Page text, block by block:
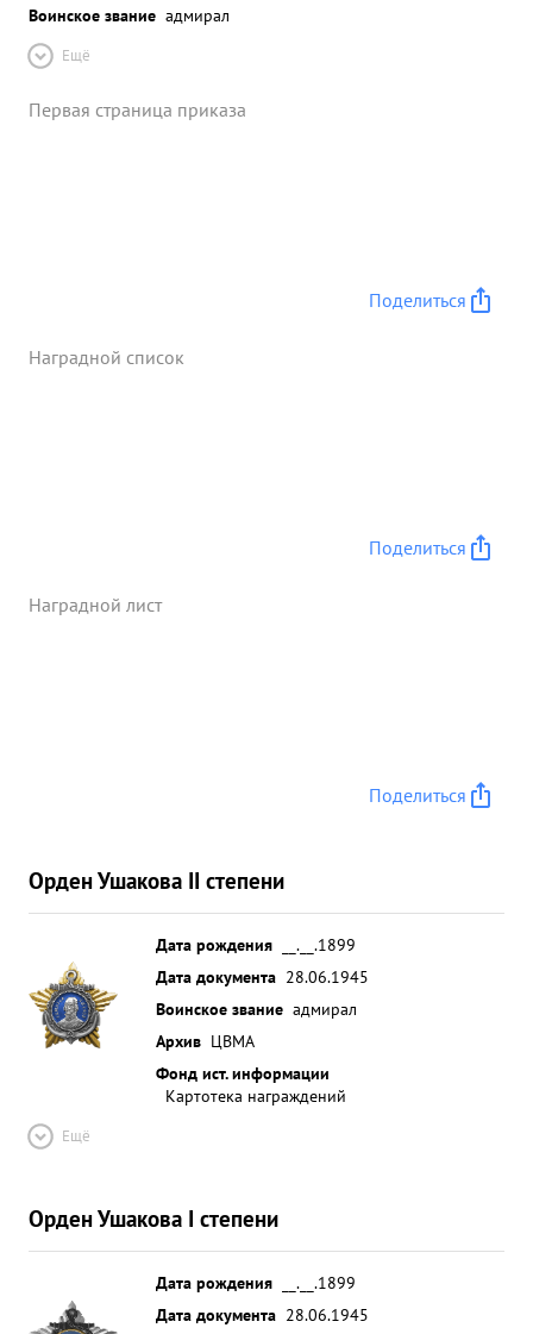
Воинское звание адмирал
Ещё
Первая страница приказа
Поделиться
Наградной список
Поделиться
Наградной лист
Поделиться
Орден Ушакова II степени
Дата рождения
__.__.1899
Дата документа 28.06.1945
Воинское звание адмирал
Архив ЦВМА
Фонд ист. информации
Картотека награждений
Ещё
Орден Ушакова I степени
Дата рождения
__.__.1899
Дата документа 28.06.1945